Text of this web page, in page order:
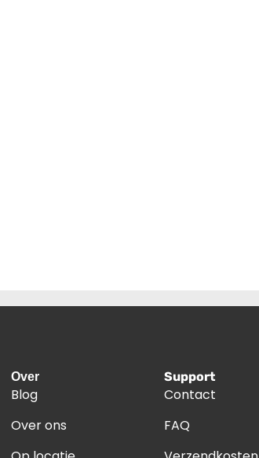
Over
Blog
Over ons
Support
Contact
FAQ